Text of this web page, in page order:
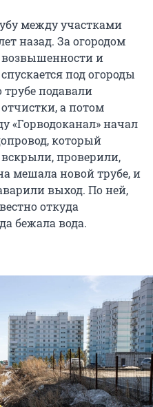
между участками
назад. За огородом
возвышенности и
под огороды
подавали
а потом
«Горводоканал» начал
который
вскрыли, проверили,
мешала новой трубе, и
выход. По ней,
откуда
бежала вода.